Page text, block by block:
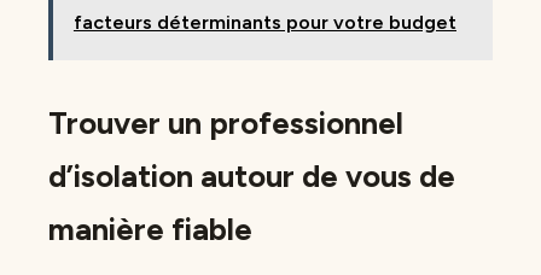
facteurs déterminants pour votre budget
Trouver un professionnel
d’isolation autour de vous de
manière fiable